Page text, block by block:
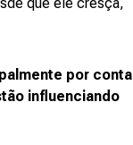
por conta
influenciando